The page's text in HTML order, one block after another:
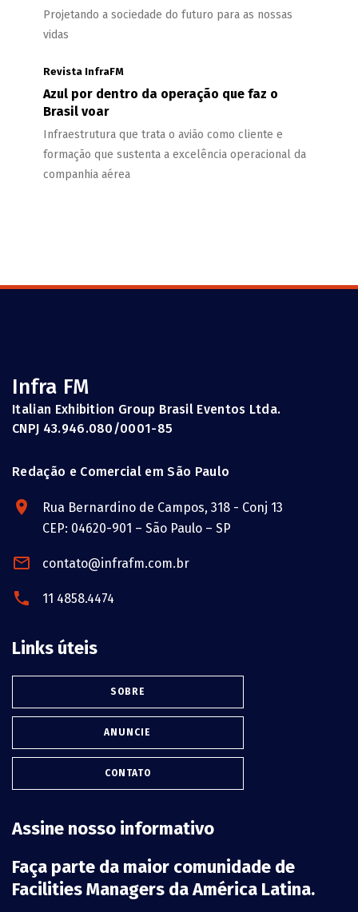
Projetando a sociedade do futuro para as nossas
vidas
Revista InfraFM
Azul por dentro da operação que faz o
Brasil voar
Infraestrutura que trata o avião como cliente e
formação que sustenta a excelência operacional da
companhia aérea
Infra FM
Italian Exhibition Group Brasil Eventos Ltda.
CNPJ 43.946.080/0001-85
Redação e Comercial em São Paulo
Rua Bernardino de Campos, 318 - Conj 13
CEP: 04620-901 – São Paulo – SP
contato@infrafm.com.br
11 4858.4474
Links úteis
SOBRE
ANUNCIE
CONTATO
Assine nosso informativo
Faça parte da maior comunidade de
Facilities Managers da América Latina.